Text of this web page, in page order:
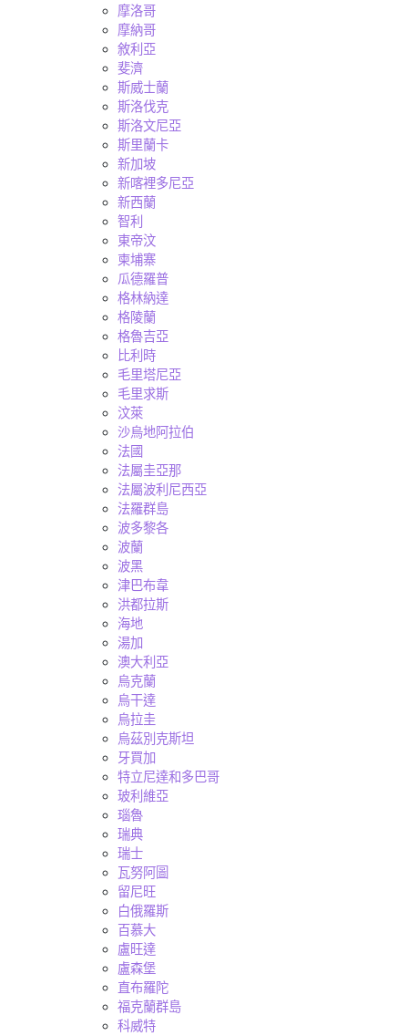
摩洛哥
摩納哥
敘利亞
斐濟
斯威士蘭
斯洛伐克
斯洛文尼亞
斯里蘭卡
新加坡
新喀裡多尼亞
新西蘭
智利
東帝汶
柬埔寨
瓜德羅普
格林納達
格陵蘭
格魯吉亞
比利時
毛里塔尼亞
毛里求斯
汶萊
沙烏地阿拉伯
法國
法屬圭亞那
法屬波利尼西亞
法羅群島
波多黎各
波蘭
波黑
津巴布韋
洪都拉斯
海地
湯加
澳大利亞
烏克蘭
烏干達
烏拉圭
烏茲別克斯坦
牙買加
特立尼達和多巴哥
玻利維亞
瑙魯
瑞典
瑞士
瓦努阿圖
留尼旺
白俄羅斯
百慕大
盧旺達
盧森堡
直布羅陀
福克蘭群島
科威特